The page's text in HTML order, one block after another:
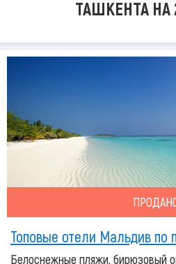
ТАШКЕНТА НА
Топовые отели Мальдив по
Белоснежные пляжи, бирюзовый